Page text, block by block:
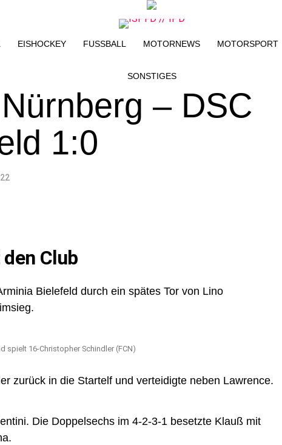
EISHOCKEY FUSSBALL MOTORNEWS MOTORSPORT
SONSTIGES
– DSC
1:0
Club
Bielefeld durch ein spätes Tor von Lino
spielt 16-Christopher Schindler (FCN)
zurück in die Startelf und verteidigte neben Lawrence.
Die Doppelsechs im 4-2-3-1 besetzte Klauß mit